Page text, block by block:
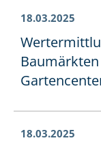
18.03.2025
18.03.2025